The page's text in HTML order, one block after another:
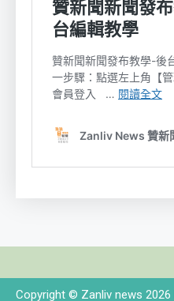
Copyright © Zanliv news 2026